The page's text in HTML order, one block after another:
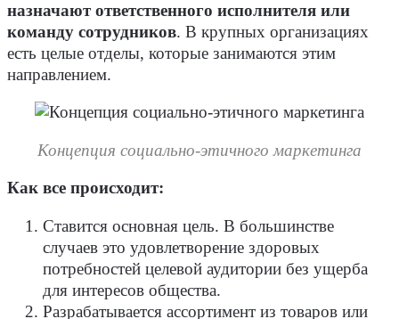
назначают ответственного исполнителя или
команду сотрудников. В крупных организациях
есть целые отделы, которые занимаются этим
направлением.
Концепция социально-этичного маркетинга
Как все происходит:
Ставится основная цель. В большинстве
случаев это удовлетворение здоровых
потребностей целевой аудитории без ущерба
для интересов общества.
Разрабатывается ассортимент из товаров или